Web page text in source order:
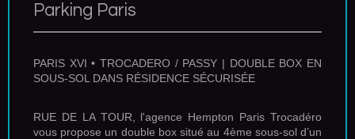
Parking Paris
PARIS XVI • TROCADERO / PASSY | DOUBLE BOX EN
SOUS-SOL DANS RÉSIDENCE SÉCURISÉE
RUE DE LA TOUR, l'agence Hempton Paris Trocadéro
vous propose un double box situé au 4ème sous-sol d’un